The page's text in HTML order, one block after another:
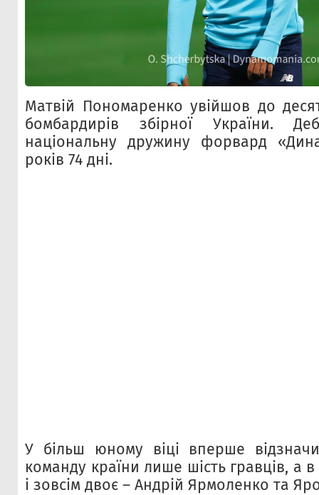
Матвій Пономаренко увійшов до
бомбардирів збірної України.
національну дружину форвард
років 74 дні.
У більш юному віці вперше
команду країни лише шість гравців, а
і зовсім двоє – Андрій Ярмоленко та